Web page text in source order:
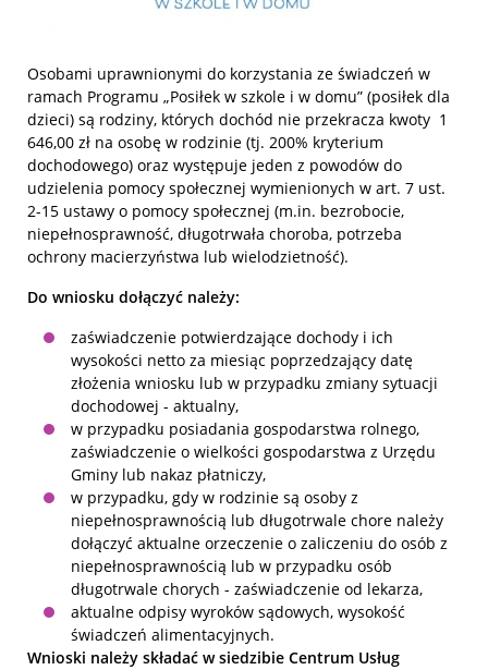
Osobami uprawnionymi do korzystania ze świadczeń w
ramach Programu „Posiłek w szkole i w domu” (posiłek dla
dzieci) są rodziny, których dochód nie przekracza kwoty 1
646,00 zł na osobę w rodzinie (tj. 200% kryterium
dochodowego) oraz występuje jeden z powodów do
udzielenia pomocy społecznej wymienionych w art. 7 ust.
2-15 ustawy o pomocy społecznej (m.in. bezrobocie,
niepełnosprawność, długotrwała choroba, potrzeba
ochrony macierzyństwa lub wielodzietność).
Do wniosku dołączyć należy:
zaświadczenie potwierdzające dochody i ich
wysokości netto za miesiąc poprzedzający datę
złożenia wniosku lub w przypadku zmiany sytuacji
dochodowej - aktualny,
w przypadku posiadania gospodarstwa rolnego,
zaświadczenie o wielkości gospodarstwa z Urzędu
Gminy lub nakaz płatniczy,
w przypadku, gdy w rodzinie są osoby z
niepełnosprawnością lub długotrwale chore należy
dołączyć aktualne orzeczenie o zaliczeniu do osób z
niepełnosprawnością lub w przypadku osób
długotrwale chorych - zaświadczenie od lekarza,
aktualne odpisy wyroków sądowych, wysokość
świadczeń alimentacyjnych.
Wnioski należy składać w siedzibie Centrum Usług